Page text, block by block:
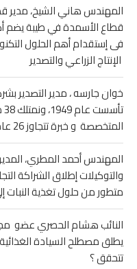
المهندس هاني الشيخ، مدير
فى إستقدام أهم الحلول
الإنتاج الزراعي والتصدير
خوان جارسه ، مدير التصدير
المتخصصة و خبرة تتجاوز 26 عاماً في تطوير وإنتاج المغذيات الحيوية
المهندس أحمد المطري،
والتوكيلات إطلاق الشراكة
متطور من حلول تغذية
النائب هشام الحصري عضو
يطلق مصطلح السيادة
تتحقق ؟